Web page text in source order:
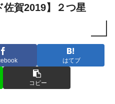
佐賀2019】２つ星
はてブ
コピー